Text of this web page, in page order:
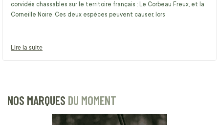
corvidés chassables sur le territoire français : Le Corbeau Freux, et la
Corneille Noire. Ces deux espèces peuvent causer, lors
Lire la suite
NOS MARQUES DU MOMENT